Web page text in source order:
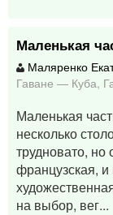
Маленькая
Маляренко
Гаване — Куба,
Маленькая
несколько
трудновато, но
французская,
на выбор, вег...